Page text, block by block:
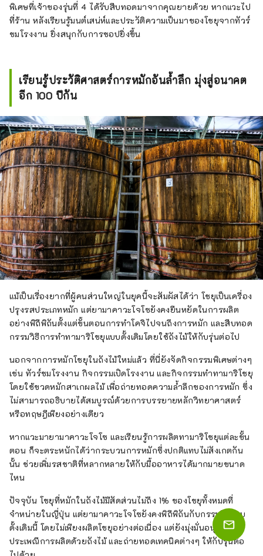
พิเศษที่เจ้าของรุ่นที่ 4 ได้รับสืบทอดมาจากคุณยายด้วย หากแวะไป
ที่ร้าน หลังเรียนรู้มนต์เสน่ห์และประวัติความเป็นมาของโชยุจากทัวร์
ชมโรงงาน ยิ่งสนุกกับการชอปยิ่งขึ้น
เรียนรู้ประวัติศาสตร์การหมักอันล้ำลึก มุ่งสู่อนาคต
อีก 100 ปีกัน
แม้เป็นเรื่องยากที่ผู้คนส่วนใหญ่ในยุคนี้จะสัมผัสได้ว่า โชยุเป็นเครื่อง
ปรุงรสประเภทหมัก แต่ยามาคาวะโจโซยังคงยืนหยัดในการผลิต
อย่างพิถีพิถันตั้งแต่ขั้นตอนการทำโคจิไปจนถึงการหมัก และสืบทอด
กรรมวิธีการทำทามาริโชยุแบบดั้งเดิมโดยใช้ถังไม้ให้กับรุ่นต่อไป
นอกจากการหมักโชยุในถังไม้ใหม่แล้ว ที่นี่ยังจัดกิจกรรมพิเศษต่างๆ
เช่น ทัวร์ชมโรงงาน กิจกรรมเปิดโรงงาน และกิจกรรมทำทามาริโชยุ
โดยใช้ขวดหมักสาเกผลไม้ เพื่อถ่ายทอดความล้ำลึกของการหมัก ซึ่ง
ไม่สามารถอธิบายได้สมบูรณ์ด้วยการบรรยายหลักวิทยาศาสตร์
หรือทฤษฎีเพียงอย่างเดียว
หากแวะมายามาคาวะโจโซ และเรียนรู้การผลิตทามาริโชยุแต่ละขั้น
ตอน ก็จะตระหนักได้ว่ากระบวนการหมักซึ่งปกติแทบไม่สังเกตกัน
นั้น ช่วยเพิ่มรสชาติที่หลากหลายให้กับมื้ออาหารได้มากมายขนาด
ไหน
ปัจจุบัน โชยุที่หมักในถังไม้มีสัดส่วนไม่ถึง 1% ของโชยุทั้งหมดที่
จำหน่ายในญี่ปุ่น แต่ยามาคาวะโจโซยังคงพิถีพิถันกับกรรมวิธีแบบ
ดั้งเดิมนี้ โดยไม่เพียงผลิตโชยุอย่างต่อเนื่อง แต่ยังมุ่งมั่นอนุรักษ์
ประเพณีการผลิตด้วยถังไม้ และถ่ายทอดเทคนิคต่างๆ ให้กับรุ่นต่อ